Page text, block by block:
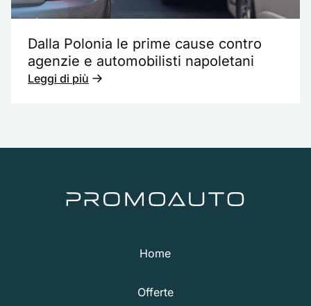
Dalla Polonia le prime cause contro
agenzie e automobilisti napoletani
Leggi di più
Home
Offerte